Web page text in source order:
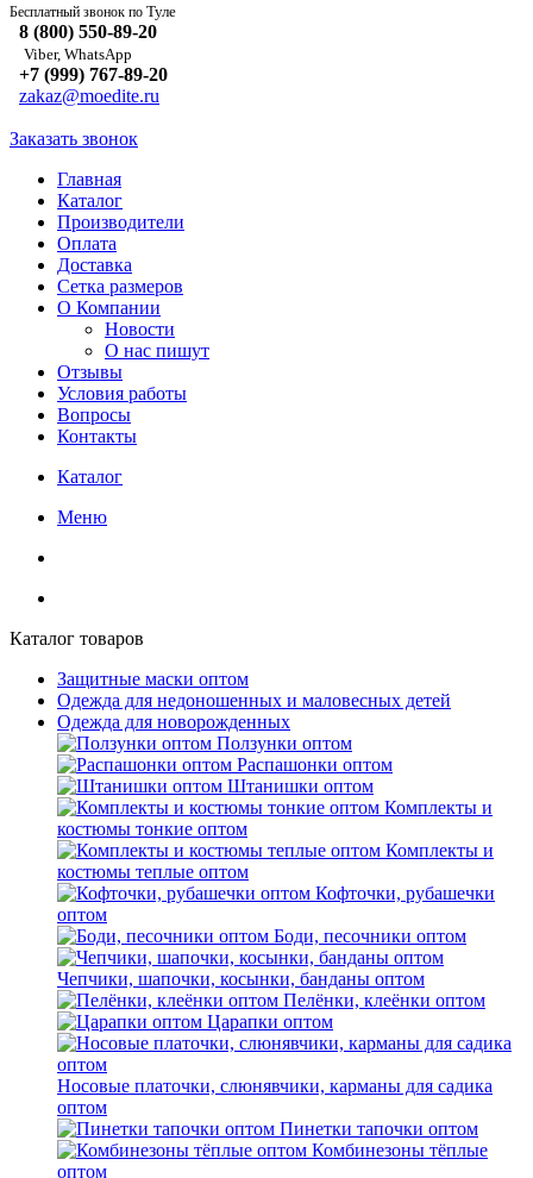
Бесплатный звонок по Туле
8 (800) 550-89-20
Viber, WhatsApp
+7 (999) 767-89-20
zakaz@moedite.ru
Заказать звонок
Главная
Каталог
Производители
Оплата
Доставка
Сетка размеров
О Компании
Новости
О нас пишут
Отзывы
Условия работы
Вопросы
Контакты
Каталог
Меню
Каталог товаров
Защитные маски оптом
Одежда для недоношенных и маловесных детей
Одежда для новорожденных
Ползунки оптом
Распашонки оптом
Штанишки оптом
Комплекты и
костюмы тонкие оптом
Комплекты и
костюмы теплые оптом
Кофточки, рубашечки
оптом
Боди, песочники оптом
Чепчики, шапочки, косынки, банданы оптом
Пелёнки, клеёнки оптом
Царапки оптом
Носовые платочки, слюнявчики, карманы для садика
оптом
Пинетки тапочки оптом
Комбинезоны тёплые
оптом